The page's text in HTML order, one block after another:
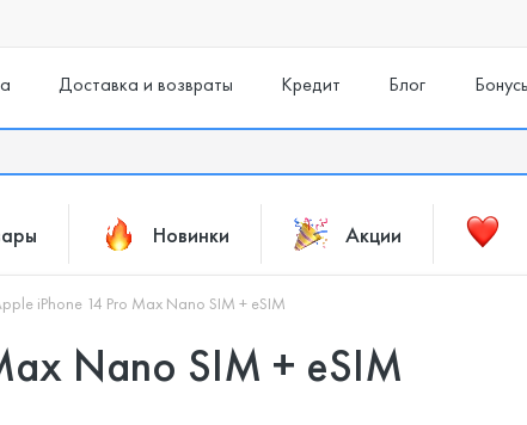
Доставка и возвраты Кредит Блог
Новинки Акции
iPhone 14 Pro Max Nano SIM + eSIM
Nano SIM + eSIM